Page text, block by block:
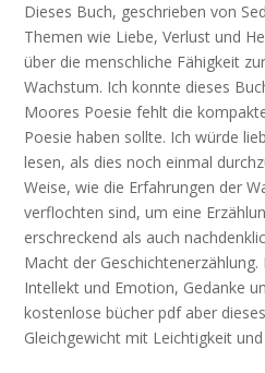
Dieses Buch, geschrieben von
Themen wie Liebe, Verlust und
über die menschliche Fähigkeit
Wachstum. Ich konnte dieses
Moores Poesie fehlt die
Poesie haben sollte. Ich würde
lesen, als dies noch einmal
Weise, wie die Erfahrungen der
verflochten sind, um eine
erschreckend als auch
Macht der
Intellekt und Emotion, Gedanke
kostenlose bücher pdf aber
Gleichgewicht mit Leichtigkeit